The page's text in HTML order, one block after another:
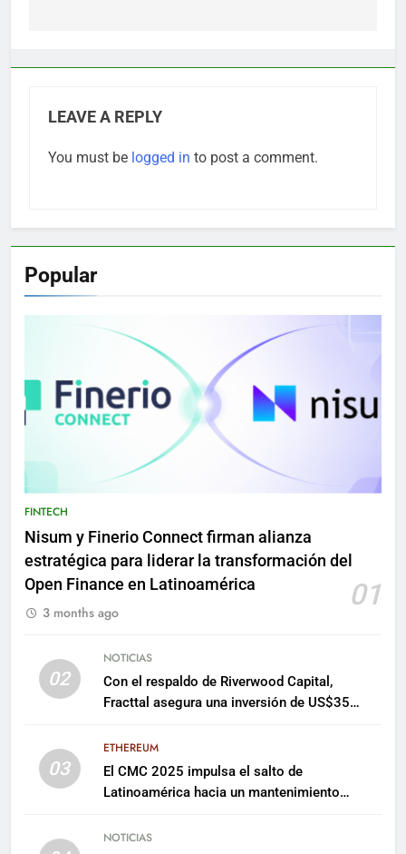
LEAVE A REPLY
You must be logged in to post a comment.
Popular
FINTECH
Nisum y Finerio Connect firman alianza
estratégica para liderar la transformación del
Open Finance en Latinoamérica
01
3 months ago
02
NOTICIAS
Con el respaldo de Riverwood Capital,
Fracttal asegura una inversión de US$35
03
ETHEREUM
El CMC 2025 impulsa el salto de
Latinoamérica hacia un mantenimiento
NOTICIAS